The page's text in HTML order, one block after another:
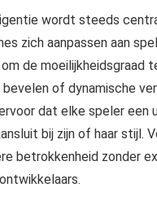
wordt steeds
zich aanpassen aan
de moeilijkheidsgraad
of dynamische
dat elke speler een
bij zijn of haar stijl.
betrokkenheid zonder